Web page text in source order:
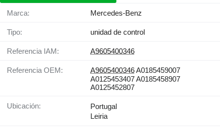
Marca: Mercedes-Benz
Tipo: unidad de control
Referencia IAM: A9605400346
Referencia OEM: A9605400346A0185459007
A0125453407 A0185458907
A0125452807
Ubicación:
Portugal
Leiria